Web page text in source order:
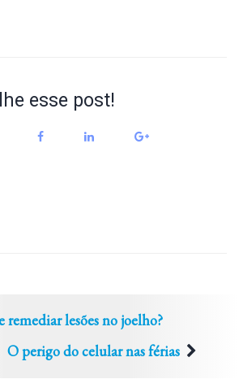
esse post!
remediar lesões no joelho?
O perigo do celular nas férias